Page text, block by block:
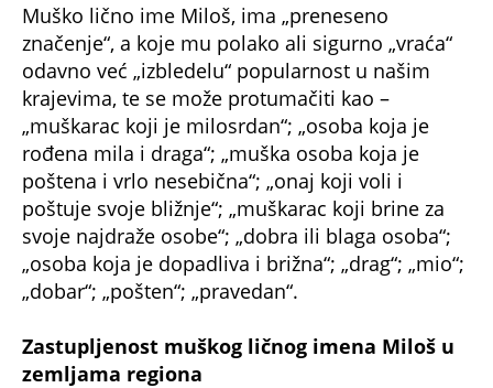
Muško lično ime Miloš, ima „preneseno
značenje“, a koje mu polako ali sigurno „vraća“
odavno već „izbledelu“ popularnost u našim
krajevima, te se može protumačiti kao –
„muškarac koji je milosrdan“; „osoba koja je
rođena mila i draga“; „muška osoba koja je
poštena i vrlo nesebična“; „onaj koji voli i
poštuje svoje bližnje“; „muškarac koji brine za
svoje najdraže osobe“; „dobra ili blaga osoba“;
„osoba koja je dopadliva i brižna“; „drag“; „mio“;
„dobar“; „pošten“; „pravedan“.
Zastupljenost muškog ličnog imena Miloš u
zemljama regiona